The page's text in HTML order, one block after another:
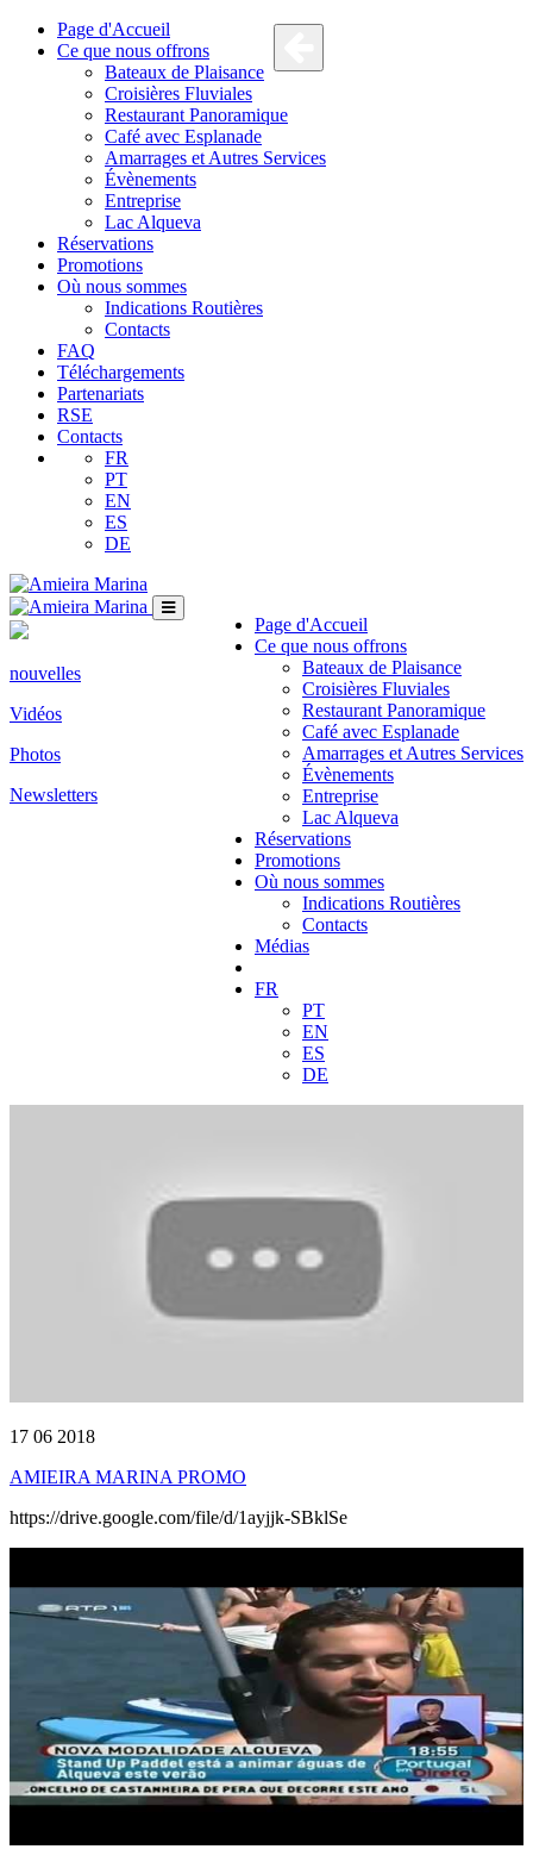
Page d'Accueil
Ce que nous offrons
Bateaux de Plaisance
Croisières Fluviales
Restaurant Panoramique
Café avec Esplanade
Amarrages et Autres Services
Évènements
Entreprise
Lac Alqueva
Réservations
Promotions
Où nous sommes
Indications Routières
Contacts
FAQ
Téléchargements
Partenariats
RSE
Contacts
FR
PT
EN
ES
DE
Page d'Accueil
Ce que nous offrons
Bateaux de Plaisance
Croisières Fluviales
Restaurant Panoramique
Café avec Esplanade
Amarrages et Autres Services
Évènements
Entreprise
Lac Alqueva
Réservations
Promotions
Où nous sommes
Indications Routières
Contacts
Médias
FR
PT
EN
ES
DE
nouvelles
Vidéos
Photos
Newsletters
17 06 2018
AMIEIRA MARINA PROMO
https://drive.google.com/file/d/1ayjjk-SBklSe